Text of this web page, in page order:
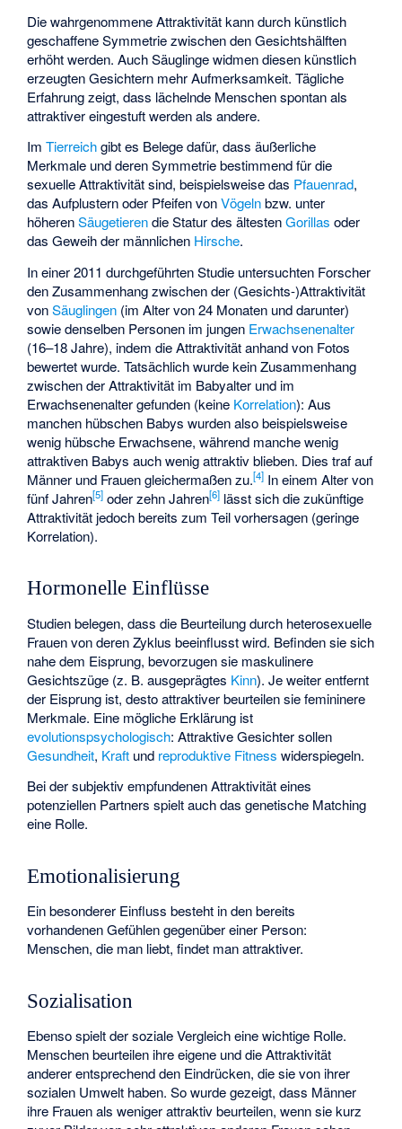
Die wahrgenommene Attraktivität kann durch künstlich
geschaffene Symmetrie zwischen den Gesichtshälften
erhöht werden. Auch Säuglinge widmen diesen künstlich
erzeugten Gesichtern mehr Aufmerksamkeit. Tägliche
Erfahrung zeigt, dass lächelnde Menschen spontan als
attraktiver eingestuft werden als andere.
ImTierreichgibt es Belege dafür, dass äußerliche
Merkmale und deren Symmetrie bestimmend für die
sexuelle Attraktivität sind, beispielsweise das Pfauenrad,
das Aufplustern oder Pfeifen vonVögelnbzw. unter
höherenSäugetierendie Statur des ältestenGorillas oder
das Geweih der männlichen Hirsche.
In einer 2011 durchgeführten Studie untersuchten Forscher
den Zusammenhang zwischen der (Gesichts-)Attraktivität
vonSäuglingen (im Alter von 24 Monaten und darunter)
sowie denselben Personen im jungen Erwachsenenalter
(16–18 Jahre), indem die Attraktivität anhand von Fotos
bewertet wurde. Tatsächlich wurde kein Zusammenhang
zwischen der Attraktivität im Babyalter und im
Erwachsenenalter gefunden (keine Korrelation): Aus
manchen hübschen Babys wurden also beispielsweise
wenig hübsche Erwachsene, während manche wenig
attraktiven Babys auch wenig attraktiv blieben. Dies traf auf
Männer und Frauen gleichermaßen zu.[4] In einem Alter von
fünf Jahren[5] oder zehn Jahren[6] lässt sich die zukünftige
Attraktivität jedoch bereits zum Teil vorhersagen (geringe
Korrelation).
Hormonelle Einflüsse
Studien belegen, dass die Beurteilung durch heterosexuelle
Frauen von deren Zyklus beeinflusst wird. Befinden sie sich
nahe dem Eisprung, bevorzugen sie maskulinere
Gesichtszüge (z. B. ausgeprägtes Kinn). Je weiter entfernt
der Eisprung ist, desto attraktiver beurteilen sie femininere
Merkmale. Eine mögliche Erklärung ist
evolutionspsychologisch: Attraktive Gesichter sollen
Gesundheit, Kraft und reproduktive Fitness widerspiegeln.
Bei der subjektiv empfundenen Attraktivität eines
potenziellen Partners spielt auch dasgenetische Matching
eine Rolle.
Emotionalisierung
Ein besonderer Einfluss besteht in den bereits
vorhandenen Gefühlen gegenüber einer Person:
Menschen, die man liebt, findet man attraktiver.
Sozialisation
Ebenso spielt dersoziale Vergleicheine wichtige Rolle.
Menschen beurteilen ihre eigene und die Attraktivität
anderer entsprechend den Eindrücken, die sie von ihrer
sozialen Umwelt haben. So wurde gezeigt, dass Männer
ihre Frauen als weniger attraktiv beurteilen, wenn sie kurz